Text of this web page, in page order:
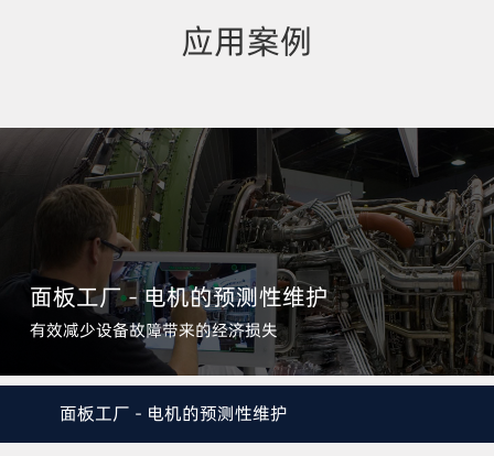
应用案例
面板工厂 - 电机的预测性维护
有效减少设备故障带来的经济损失
面板工厂 - 电机的预测性维护